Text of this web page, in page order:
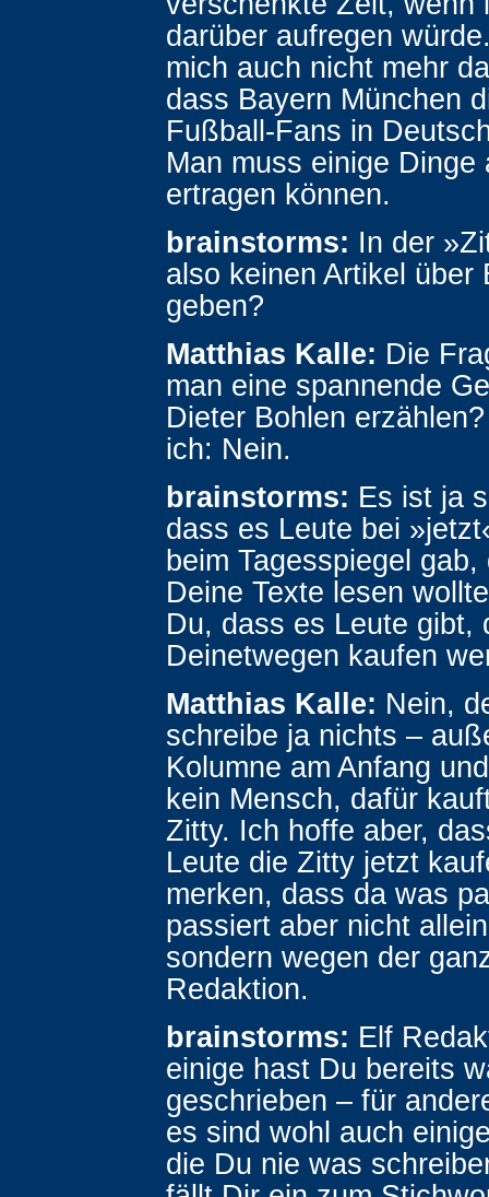
darüber aufregen
mich auch nicht mehr
dass Bayern München
Fußball-Fans in
Man muss einige Dinge
ertragen können.
brainstorms: In der
also keinen Artikel über
geben?
Matthias Kalle: Die
man eine spannende
Dieter Bohlen
ich: Nein.
brainstorms: Es ist ja
dass es Leute bei
beim Tagesspiegel
Deine Texte lesen
Du, dass es Leute gibt,
Deinetwegen kaufen
Matthias Kalle: Nein,
schreibe ja nichts –
Kolumne am Anfang
kein Mensch, dafür
Zitty. Ich hoffe aber,
Leute die Zitty jetzt
merken, dass da was
passiert aber nicht
sondern wegen der
Redaktion.
brainstorms: Elf
einige hast Du bereits
geschrieben – für
es sind wohl auch
die Du nie was